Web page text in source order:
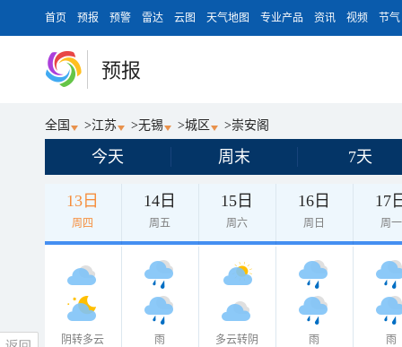
首页 预报 预警 雷达 云图 天气地图 专业产品 资讯 视频 节气
预报
全国 >江苏 >无锡 >城区 >崇安阁
今天 周末 7天
13日
周四
14日
周五
15日
周六
16日
周日
17
周一
阴转多云 雨 多云转阴 雨 雨